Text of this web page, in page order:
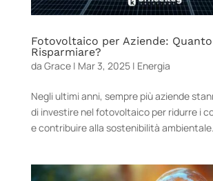
Fotovoltaico per Aziende:
Risparmiare?
da Grace| Mar 3, 2025| Energia
Negli ultimi anni, sempre più aziende
di investire nel fotovoltaico per ridurre i
e contribuire alla sostenibilità